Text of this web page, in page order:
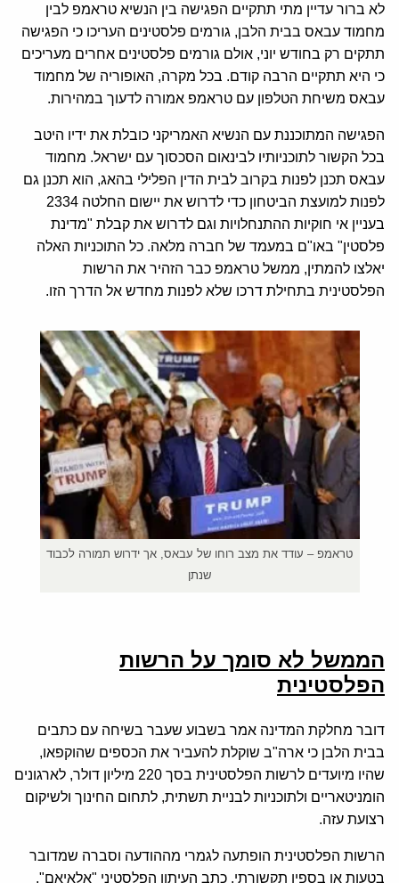
לא ברור עדיין מתי תתקיים הפגישה בין הנשיא טראמפ לבין
מחמוד עבאס בבית הלבן, גורמים פלסטינים העריכו כי הפגישה
תתקים רק בחודש יוני, אולם גורמים פלסטינים אחרים מעריכים
כי היא תתקיים הרבה קודם. בכל מקרה, האופוריה של מחמוד
עבאס משיחת הטלפון עם טראמפ אמורה לדעוך במהירות.
הפגישה המתוכננת עם הנשיא האמריקני כובלת את ידיו היטב
בכל הקשור לתוכניותיו לבינאום הסכסוך עם ישראל. מחמוד
עבאס תכנן לפנות בקרוב לבית הדין הפלילי בהאג, הוא תכנן גם
לפנות למועצת הביטחון כדי לדרוש את יישום החלטה 2334
בעניין אי חוקיות ההתנחלויות וגם לדרוש את קבלת "מדינת
פלסטין" באו"ם במעמד של חברה מלאה. כל התוכניות האלה
יאלצו להמתין, ממשל טראמפ כבר הזהיר את הרשות
הפלסטינית בתחילת דרכו שלא לפנות מחדש אל הדרך הזו.
טראמפ – עודד את מצב רוחו של עבאס, אך ידרוש תמורה לכבוד
שנתן
הממשל לא סומך על הרשות
הפלסטינית
דובר מחלקת המדינה אמר בשבוע שעבר בשיחה עם כתבים
בבית הלבן כי ארה"ב שוקלת להעביר את הכספים שהוקפאו,
שהיו מיועדים לרשות הפלסטינית בסך 220 מיליון דולר, לארגונים
הומניטאריים ולתוכניות לבניית תשתית, לתחום החינוך ולשיקום
רצועת עזה.
הרשות הפלסטינית הופתעה לגמרי מההודעה וסברה שמדובר
בטעות או בספין תקשורתי. כתב העיתון הפלסטיני "אלאיאם",